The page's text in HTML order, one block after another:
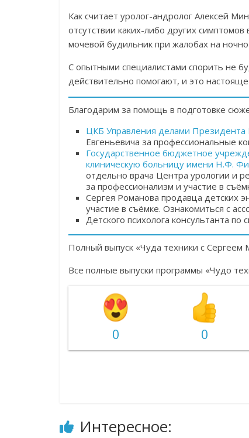
Как считает уролог-андролог Алексей
отсутствии каких-либо других
мочевой будильник при жалобах на
С опытными специалистами спорить не
действительно помогают, и это
Благодарим за помощь в подготовке
ЦКБ Управления делами
Евгеньевича за профессиональные
Государственное бюджетное
клиническую больницу имени Н.Ф.
отдельно врача Центра урологии и
за профессионализм и участие в
Сергея Романова продавца детских
участие в съёмке. Ознакомиться с
Детского психолога консультанта по
Полный выпуск «Чуда техники с
Все полные выпуски программы «Чудо
0 0
Интересное: